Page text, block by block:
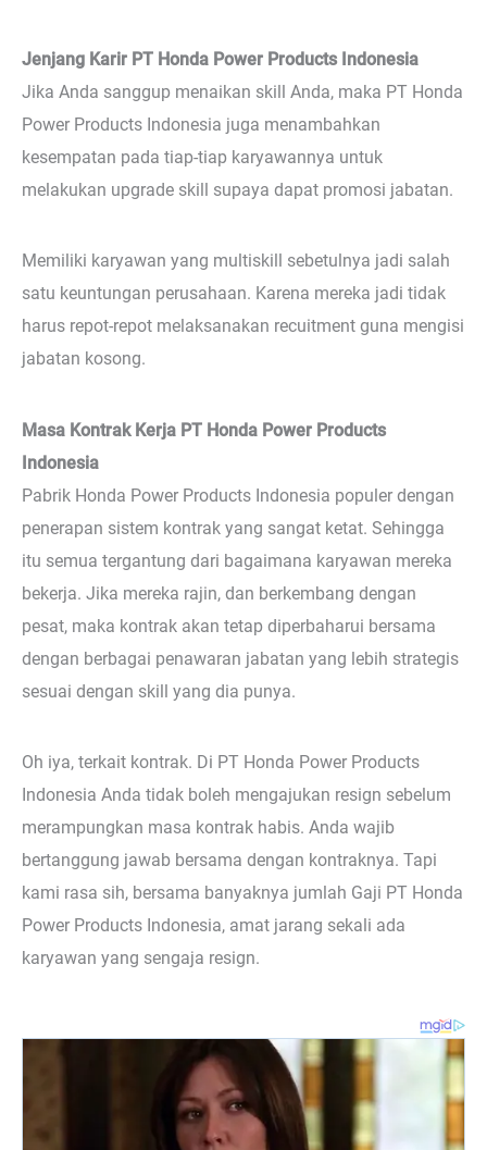
Jenjang Karir PT Honda Power Products Indonesia
Jika Anda sanggup menaikan skill Anda, maka PT Honda
Power Products Indonesia juga menambahkan
kesempatan pada tiap-tiap karyawannya untuk
melakukan upgrade skill supaya dapat promosi jabatan.
Memiliki karyawan yang multiskill sebetulnya jadi salah
satu keuntungan perusahaan. Karena mereka jadi tidak
harus repot-repot melaksanakan recuitment guna mengisi
jabatan kosong.
Masa Kontrak Kerja PT Honda Power Products
Indonesia
Pabrik Honda Power Products Indonesia populer dengan
penerapan sistem kontrak yang sangat ketat. Sehingga
itu semua tergantung dari bagaimana karyawan mereka
bekerja. Jika mereka rajin, dan berkembang dengan
pesat, maka kontrak akan tetap diperbaharui bersama
dengan berbagai penawaran jabatan yang lebih strategis
sesuai dengan skill yang dia punya.
Oh iya, terkait kontrak. Di PT Honda Power Products
Indonesia Anda tidak boleh mengajukan resign sebelum
merampungkan masa kontrak habis. Anda wajib
bertanggung jawab bersama dengan kontraknya. Tapi
kami rasa sih, bersama banyaknya jumlah Gaji PT Honda
Power Products Indonesia, amat jarang sekali ada
karyawan yang sengaja resign.